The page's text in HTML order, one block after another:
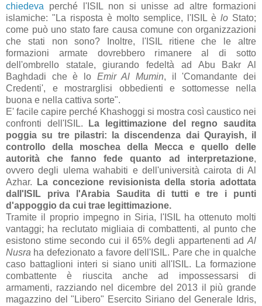
chiedeva perché l'ISIL non si unisse ad altre formazioni
islamiche: "La risposta è molto semplice, l'ISIL è lo Stato;
come può uno stato fare causa comune con organizzazioni
che stati non sono? Inoltre, l'ISIL ritiene che le altre
formazioni armate dovrebbero rimanere al di sotto
dell'ombrello statale, giurando fedeltà ad Abu Bakr Al
Baghdadi che è lo Emir Al Mumin, il 'Comandante dei
Credenti', e mostrarglisi obbedienti e sottomesse nella
buona e nella cattiva sorte".
E' facile capire perché Khashoggi si mostra così caustico nei
confronti dell'ISIL.
La legittimazione del regno saudita
poggia su tre pilastri: la discendenza dai Qurayish, il
controllo della moschea della Mecca e quello delle
autorità che fanno fede quanto ad interpretazione,
ovvero degli ulema wahabiti e dell'università cairota di Al
Azhar. La concezione revisionista della storia adottata
dall'ISIL priva l'Arabia Saudita di tutti e tre i punti
d'appoggio da cui trae legittimazione.
Tramite il proprio impegno in Siria, l'ISIL ha ottenuto molti
vantaggi; ha reclutato migliaia di combattenti, al punto che
esistono stime secondo cui il 65% degli appartenenti ad Al
Nusra ha defezionato a favore dell'ISIL. Pare che in qualche
caso battaglioni interi si siano uniti all'ISIL. La formazione
combattente è riuscita anche ad impossessarsi di
armamenti, razziando nel dicembre del 2013 il più grande
magazzino del "Libero" Esercito Siriano del Generale Idris,